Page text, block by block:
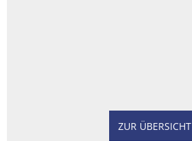
ZUR ÜBERSICHT